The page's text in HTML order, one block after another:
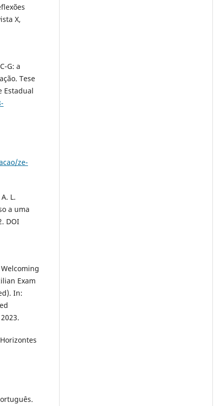
X,
G: a
Tese
Estadual
ze-
L.
a uma
DOI
Welcoming
Exam
In: